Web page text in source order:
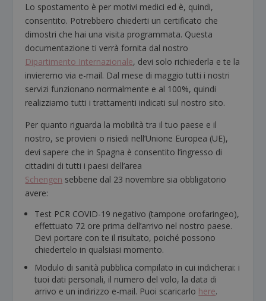
Lo spostamento è per motivi medici ed è, quindi,
consentito. Potrebbero chiederti un certificato che
dimostri che hai una visita programmata. Questa
documentazione ti verrà fornita dal nostro
Dipartimento Internazionale, devi solo richiederla e te la
invieremo via e-mail. Dal mese di maggio tutti i nostri
servizi funzionano normalmente e al 100%, quindi
realizziamo tutti i trattamenti indicati sul nostro sito.
Per quanto riguarda la mobilità tra il tuo paese e il
nostro, se provieni o risiedi nell’Unione Europea (UE),
devi sapere che in Spagna è consentito l’ingresso di
cittadini di tutti i paesi dell’area
Schengen sebbene dal 23 novembre sia obbligatorio
avere:
Test PCR COVID-19 negativo (tampone orofaringeo),
effettuato 72 ore prima dell’arrivo nel nostro paese.
Devi portare con te il risultato, poiché possono
chiedertelo in qualsiasi momento.
Modulo di sanità pubblica compilato in cui indicherai: i
tuoi dati personali, il numero del volo, la data di
arrivo e un indirizzo e-mail. Puoi scaricarlo here.